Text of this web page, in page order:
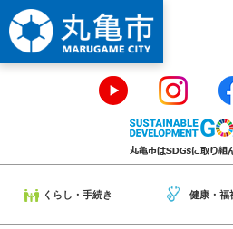
ー
ジ
の
。
ニ
ュ
ー
て
くらし・手続き 健康・福